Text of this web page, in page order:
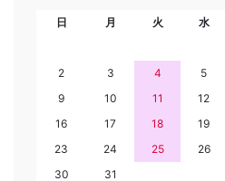
日 月 火 水
2
3 4 5
9
10 11 12
16
17 18 19
23
24 25 26
30
31